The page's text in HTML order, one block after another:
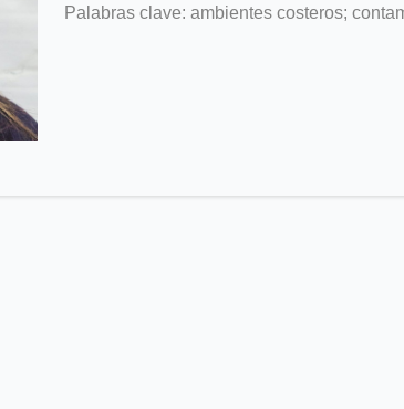
Palabras clave: ambientes costeros;